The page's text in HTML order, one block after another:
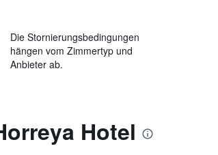
Die Stornierungsbedingungen
hängen vom Zimmertyp und
Anbieter ab.
Hotel